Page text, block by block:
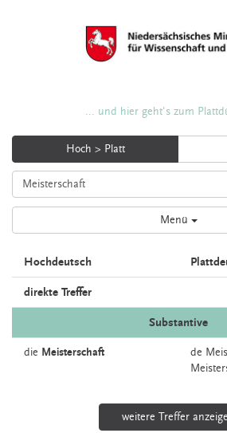
... und hier geht's zum
Hoch > Platt
Menü
Hochdeutsch
direkte Treffer
Substantive
die Meisterschaft de
weitere Treffer